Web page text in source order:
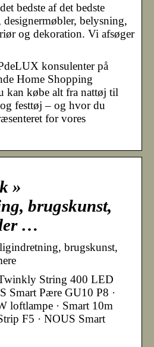
bedste af det bedste
belysning,
og dekoration. Vi afsøger
konsulenter på
Home Shopping
kan købe alt fra nattøj til
festtøj – og hvor du
for vores
»
brugskunst,
…
brugskunst,
String 400 LED
Smart Pære GU10 P8 ·
loftlampe · Smart 10m
F5 · NOUS Smart